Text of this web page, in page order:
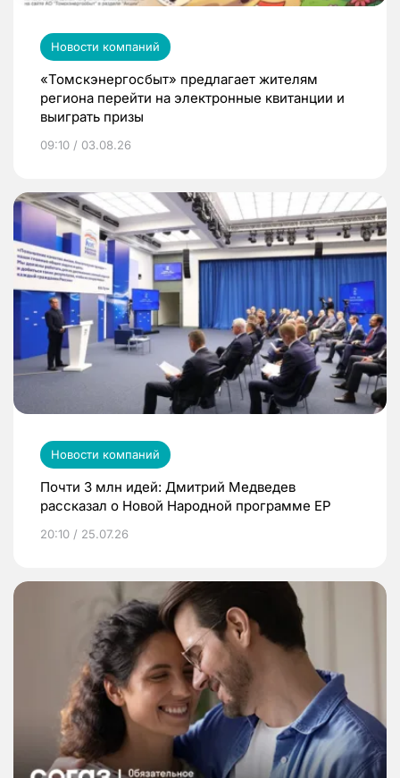
Новости компаний
«Томскэнергосбыт» предлагает жителям
региона перейти на электронные квитанции и
выиграть призы
09:10 / 03.08.26
Новости компаний
Почти 3 млн идей: Дмитрий Медведев
рассказал о Новой Народной программе ЕР
20:10 / 25.07.26